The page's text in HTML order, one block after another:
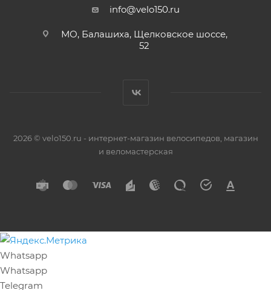
info@velo150.ru
МО, Балашиха, Щелковское шоссе,
52
2026 © velo150.ru - интернет-магазин велосипедов, магазин
и веломастерская
Whatsapp
Whatsapp
Telegram